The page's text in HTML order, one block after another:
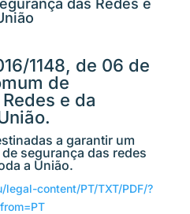
das Redes e
1148, de 06 de
de
e da
a garantir um
segurança das redes
a União.
content/PT/TXT/PDF/?